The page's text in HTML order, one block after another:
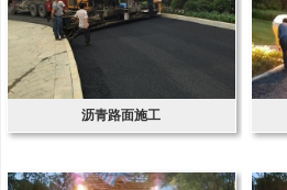
沥青路面施工